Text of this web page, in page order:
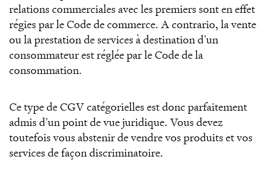
relations commerciales avec les premiers sont en effet
régies par le Code de commerce. A contrario, la vente
ou la prestation de services à destination d’un
consommateur est réglée par le Code de la
consommation.
Ce type de CGV catégorielles est donc parfaitement
admis d’un point de vue juridique. Vous devez
toutefois vous abstenir de vendre vos produits et vos
services de façon discriminatoire.